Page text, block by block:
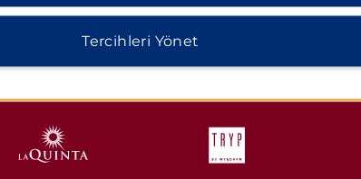
HOTELS BY WYNDHAM
Tercihleri Yönet